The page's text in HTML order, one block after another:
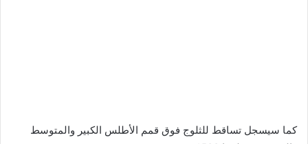
كما سيسجل تساقط للثلوج فوق قمم الأطلس الكبير والمتوسط